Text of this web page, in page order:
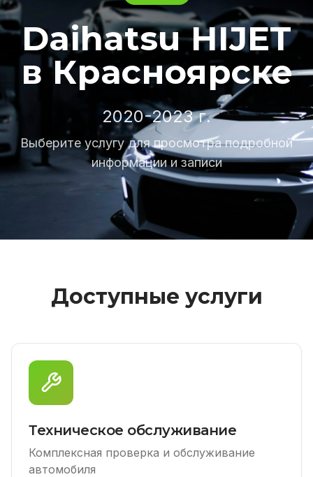
Daihatsu HIJET
в Красноярске
2020-2023 г.
Выберите услугу для просмотра подробной
информации и записи
Доступные услуги
Техническое обслуживание
Комплексная проверка и обслуживание
автомобиля